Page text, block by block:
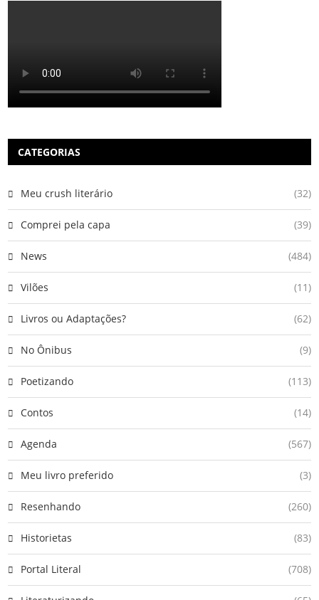
CATEGORIAS
Meu crush literário (32)
Comprei pela capa (39)
News (484)
Vilões (11)
Livros ou Adaptações? (62)
No Ônibus (9)
Poetizando (113)
Contos (14)
Agenda (567)
Meu livro preferido (3)
Resenhando (260)
Historietas (83)
Portal Literal (708)